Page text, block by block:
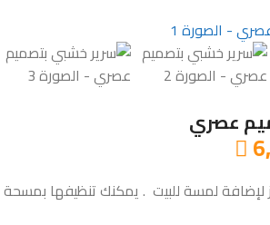
عصري

لإضافة لمسة للبيت . يمكنك تنظيفها بمسحة